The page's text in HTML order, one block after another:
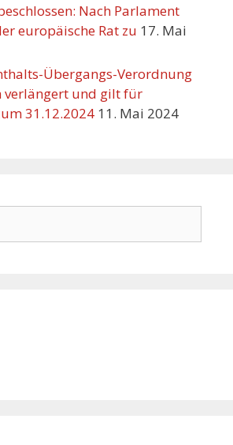
Nach Parlament
europäische Rat zu 17. Mai
Übergangs-Verordnung
verlängert und gilt für
31.12.2024 11. Mai 2024